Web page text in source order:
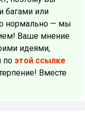
багами или
нормально — мы
Ваше мнение
идеями,
по этой ссылке
Вместе